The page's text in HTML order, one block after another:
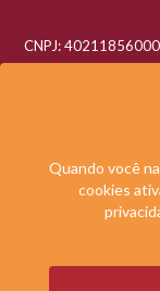
Quando você
cookies
CNPJ:
Razão social:
© DUPLIQUE